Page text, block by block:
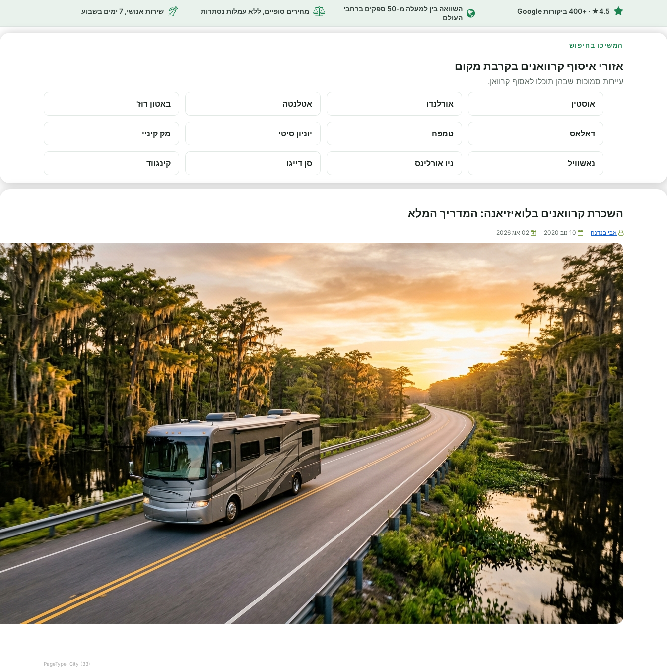
4.5★ · +400 ביקורות Google
השוואה בין למעלה מ-50 ספקים ברחבי
העולם
מחירים סופיים, ללא עמלות נסתרות שירות אנושי, 7 ימים בשבוע
המשיכו בחיפוש
אזורי איסוף קרוואנים בקרבת מקום
עיירות סמוכות שבהן תוכלו לאסוף קרוואן.
אוסטין אורלנדו אטלנטה באטון רוז'
דאלאס טמפה יוניון סיטי מק קיניי
נאשוויל ניו אורלינס סן דייגו קינגווד
השכרת קרוואנים בלואיזיאנה: המדריך המלא
אבי בנדנה 10 נוב 2020 02 אוג 2026
PageType: City (33)